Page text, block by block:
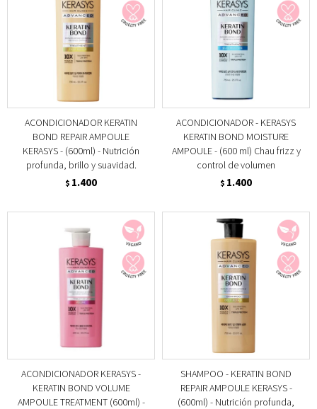
ACONDICIONADOR KERATIN
BOND REPAIR AMPOULE
KERASYS - (600ml) - Nutrición
profunda, brillo y suavidad.
$ 1.400
ACONDICIONADOR - KERASYS
KERATIN BOND MOISTURE
AMPOULE - (600 ml) Chau frizz y
control de volumen
$ 1.400
ACONDICIONADOR KERASYS -
KERATIN BOND VOLUME
AMPOULE TREATMENT (600ml) -
SHAMPOO - KERATIN BOND
REPAIR AMPOULE KERASYS -
(600ml) - Nutrición profunda,